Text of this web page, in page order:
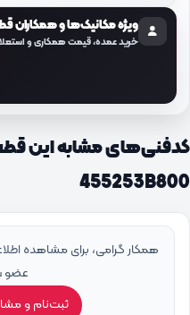
ویژه مکانیک‌ها و همکاران
خرید عمده، قیمت همکاری و
کدفنی‌های مشابه این
455253B800
همکار گرامی، برای مشاهده
عضو
ثبت‌نام و